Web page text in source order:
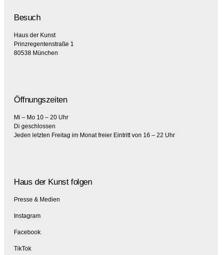
Besuch
Haus der Kunst
Prinzregentenstraße 1
80538 München
Öffnungszeiten
Mi – Mo 10 – 20 Uhr
Di geschlossen
Jeden letzten Freitag im Monat freier Eintritt von 16 – 22 Uhr
Haus der Kunst folgen
Presse & Medien
Instagram
Facebook
TikTok